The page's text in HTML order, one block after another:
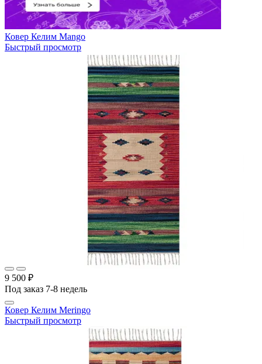
Ковер Келим Mango
Быстрый просмотр
9 500 ₽
Под заказ 7-8 недель
Ковер Келим Meringo
Быстрый просмотр